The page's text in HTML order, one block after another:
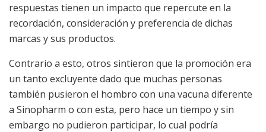
respuestas tienen un impacto que repercute en la
recordación, consideración y preferencia de dichas
marcas y sus productos.
Contrario a esto, otros sintieron que la promoción era
un tanto excluyente dado que muchas personas
también pusieron el hombro con una vacuna diferente
a Sinopharm o con esta, pero hace un tiempo y sin
embargo no pudieron participar, lo cual podría